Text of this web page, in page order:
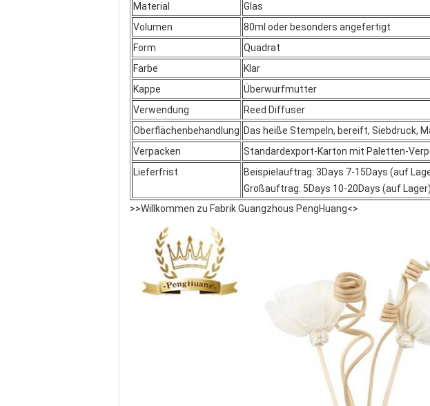
Material
Glas
Volumen
80ml oder besonders angefertigt
Form
Quadrat
Farbe
Klar
Kappe
Überwurfmutter
Verwendung
Reed Diffuser
Oberflächenbehandlung Das heiße Stempeln, bereift, Siebdruck,
Verpacken
Standardexport-Karton mit Paletten-
Lieferfrist
Beispielauftrag: 3Days 7-15Days (auf
Großauftrag: 5Days 10-20Days (auf
>>Willkommen zu Fabrik Guangzhous PengHuang<>